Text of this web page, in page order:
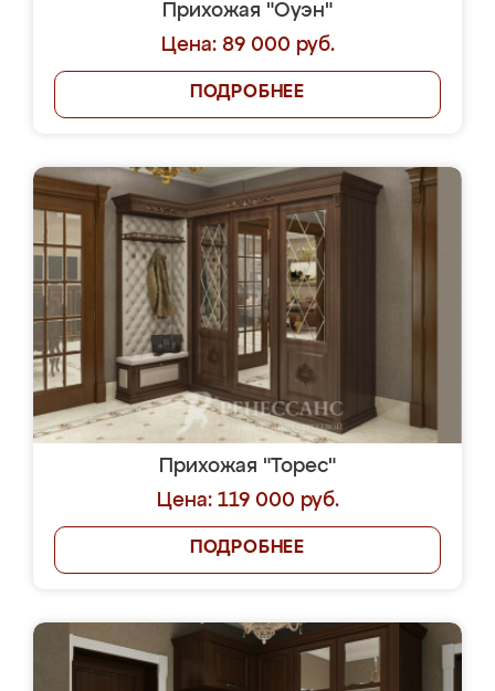
Прихожая "Оуэн"
Цена: 89 000 руб.
ПОДРОБНЕЕ
Прихожая "Торес"
Цена: 119 000 руб.
ПОДРОБНЕЕ